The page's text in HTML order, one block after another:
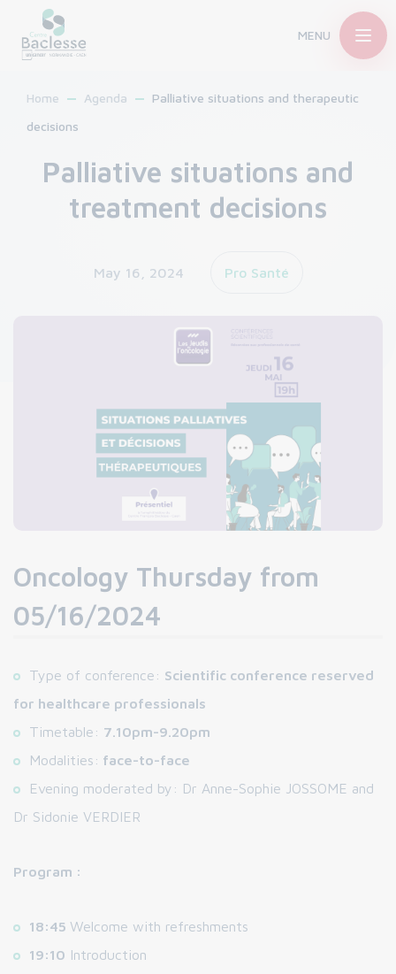
MENU
Home Agenda
Palliative situations and therapeutic
decisions
Palliative situations and
treatment decisions
May 16, 2024 Pro Santé
Oncology Thursday from
05/16/2024
Type of conference: Scientific conference reserved
for healthcare professionals
Timetable: 7.10pm-9.20pm
Modalities: face-to-face
Evening moderated by: Dr Anne-Sophie JOSSOME and
Dr Sidonie VERDIER
Program :
18:45 Welcome with refreshments
19:10 Introduction